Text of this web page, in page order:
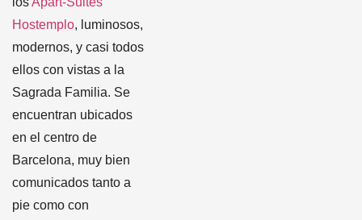
Hostemplo, luminosos,
modernos, y casi todos
ellos con vistas a la
Sagrada Familia. Se
encuentran ubicados
en el centro de
Barcelona, muy bien
comunicados tanto a
pie como con